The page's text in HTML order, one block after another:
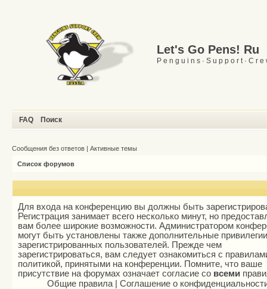
Let's Go Pens! Ru
P e n g u i n s · S u p p o r t · C r e
FAQ Поиск
Сообщения без ответов | Активные темы
Список форумов
Для входа на конференцию вы должны быть
Регистрация занимает всего несколько минут, но
вам более широкие возможности. Администратором
могут быть установлены также дополнительные
зарегистрированных пользователей. Прежде чем
зарегистрироваться, вам следует ознакомиться с
политикой, принятыми на конференции. Помните, что ваше
присутствие на форумах означает согласие со всеми
Общие правила| Соглашение о